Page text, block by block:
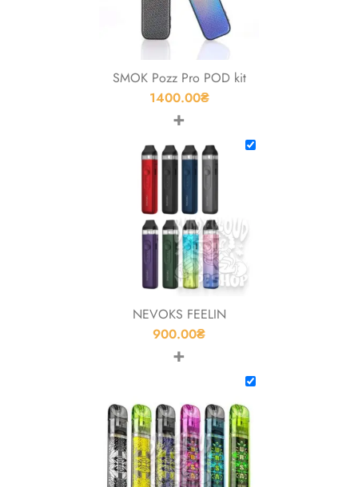
SMOK Pozz Pro POD kit
1400.00₴
+
NEVOKS FEELIN
900.00₴
+